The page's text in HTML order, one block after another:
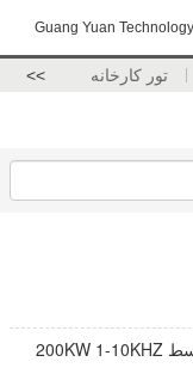
Guang Yuan
تور کارخانه >>
کوره آهنگری القایی فرکانس متوسط ​​200KW 1-10KHZ